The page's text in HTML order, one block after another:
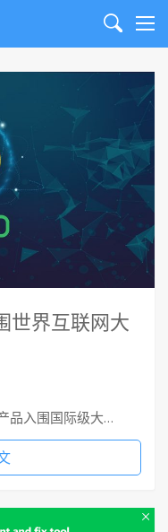
Search
世界互联网大
品入围国际级大…